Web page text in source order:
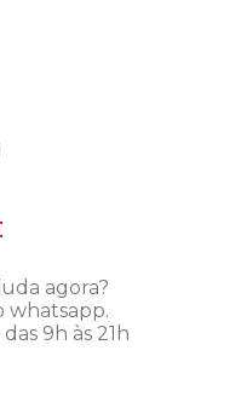
agora?
whatsapp.
9h às 21h